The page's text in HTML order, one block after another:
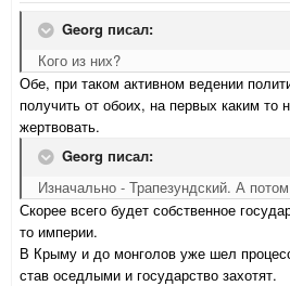
Georg писал:
Кого из них?
Обе, при таком активном ведении
получить от обоих, на первых каким то
жертвовать.
Georg писал:
Изначально - Трапезундский. А
Скорее всего будет собственное
то империи.
В Крыму и до монголов уже шел
став оседлыми и государство захотят.